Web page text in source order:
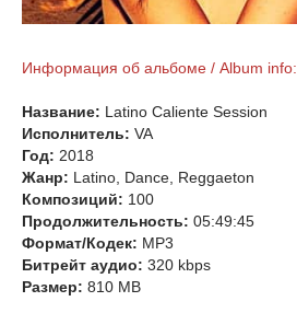
Информация об альбоме / Album info:
Название: Latino Caliente Session
Исполнитель: VA
Год: 2018
Жанр: Latino, Dance, Reggaeton
Композиций: 100
Продолжительность: 05:49:45
Формат/Кодек: MP3
Битрейт аудио: 320 kbps
Размер: 810 MB